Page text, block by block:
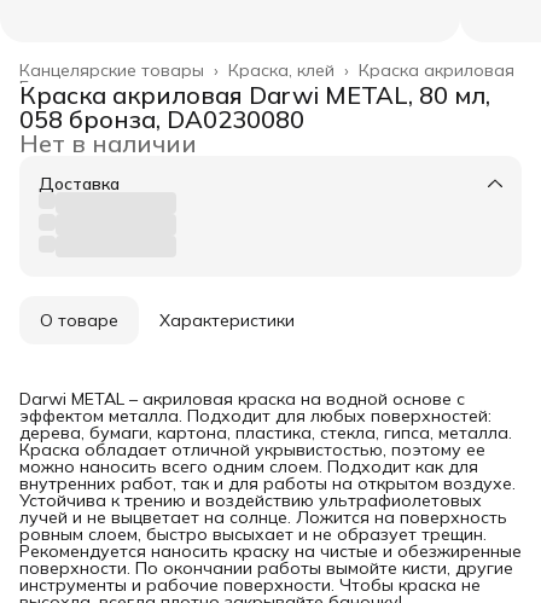
Краска акриловая
Краска, клей ›
Канцелярские товары ›
Главная ›
Краска акриловая Darwi METAL, 80 мл,
058 бронза, DA0230080
Нет в наличии
Доставка
О товаре Характеристики
Darwi METAL – акриловая краска на водной основе с
эффектом металла. Подходит для любых поверхностей:
дерева, бумаги, картона, пластика, стекла, гипса, металла.
Краска обладает отличной укрывистостью, поэтому ее
можно наносить всего одним слоем. Подходит как для
внутренних работ, так и для работы на открытом воздухе.
Устойчива к трению и воздействию ультрафиолетовых
лучей и не выцветает на солнце. Ложится на поверхность
ровным слоем, быстро высыхает и не образует трещин.
Рекомендуется наносить краску на чистые и обезжиренные
поверхности. По окончании работы вымойте кисти, другие
инструменты и рабочие поверхности. Чтобы краска не